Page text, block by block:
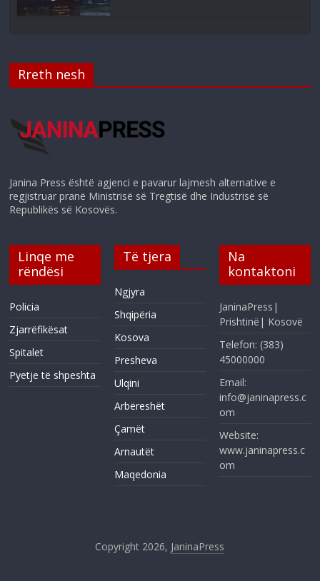
Rreth nesh
Janina Press është agjenci e pavarur lajmesh alternative e
regjistruar pranë Ministrisë së Tregtisë dhe Industrisë së
Republikës së Kosovës.
Linqe me
rëndësi
Policia
Zjarrëfikësat
Spitalet
Pyetje të shpeshta
Të tjera
Ngjyra
Shqipëria
Kosova
Presheva
Ulqini
Arbëreshët
Çamët
Arnautët
Maqedonia
Na
kontaktoni
JaninaPress|
Prishtinë| Kosovë
Telefon: (383)
45000000
Email:
info@janinapress.c
om
Website:
www.janinapress.c
om
Copyright 2026, JaninaPress